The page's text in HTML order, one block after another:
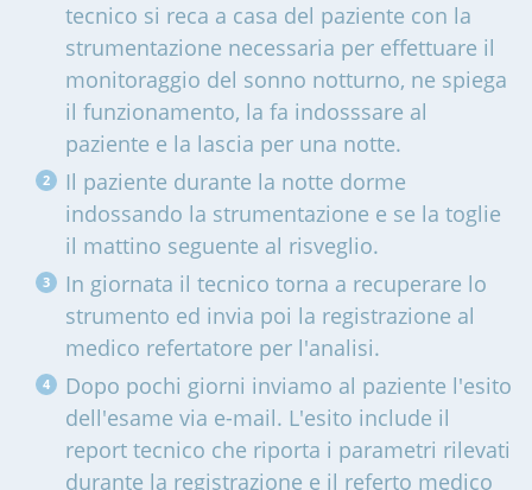
tecnico si reca a casa del paziente con la
strumentazione necessaria per effettuare il
monitoraggio del sonno notturno, ne spiega
il funzionamento, la fa indosssare al
paziente e la lascia per una notte.
Il paziente durante la notte dorme
indossando la strumentazione e se la toglie
il mattino seguente al risveglio.
In giornata il tecnico torna a recuperare lo
strumento ed invia poi la registrazione al
medico refertatore per l'analisi.
Dopo pochi giorni inviamo al paziente l'esito
dell'esame via e-mail. L'esito include il
report tecnico che riporta i parametri rilevati
durante la registrazione e il referto medico